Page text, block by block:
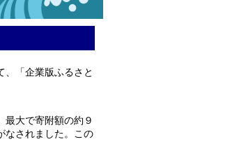
、「企業版ふるさと
最大で寄附額の約９
なされました。この